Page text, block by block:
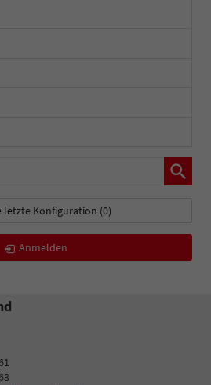
letzte Konfiguration (0)
Anmelden